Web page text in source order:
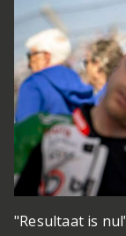
"Resultaat is